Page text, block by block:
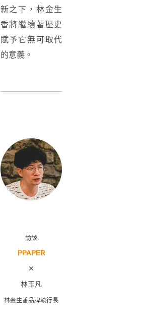
新之下，林金生
香將繼續著歷史
賦予它無可取代
的意義。
訪談
PPAPER
✕
林玉凡
林金生香品牌執行長